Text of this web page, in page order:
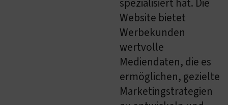
spezialisiert hat. Die
Website bietet
Werbekunden
wertvolle
Mediendaten, die es
ermöglichen, gezielte
Marketingstrategien